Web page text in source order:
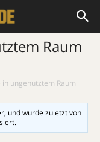
Raum
in ungenutztem Raum
und wurde zuletzt von